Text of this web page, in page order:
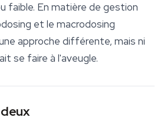
faible. En matière de gestion
et le macrodosing
approche différente, mais ni
se faire à l'aveugle.